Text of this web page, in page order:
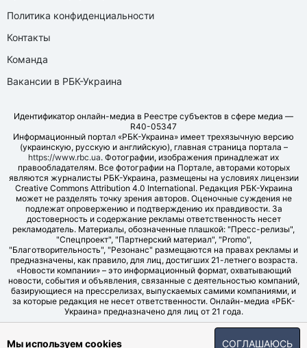
Политика конфиденциальности
Контакты
Команда
Вакансии в РБК-Украина
Идентификатор онлайн-медиа в Реестре субъектов в сфере медиа —
R40-05347
Информационный портал «РБК-Украина» имеет трехязычную версию
(украинскую, русскую и английскую), главная страница портала –
https://www.rbc.ua. Фотографии, изображения принадлежат их
правообладателям. Все фотографии на Портале, авторами которых
являются журналисты РБК-Украина, размещены на условиях лицензии
Creative Commons Attribution 4.0 International. Редакция РБК-Украина
может не разделять точку зрения авторов. Оценочные суждения не
подлежат опровержению и подтверждению их правдивости. За
достоверность и содержание рекламы ответственность несет
рекламодатель. Материалы, обозначенные плашкой: "Пресс-релизы",
"Спецпроект", "Партнерский материал", "Promo",
"Благотворительность", "Резонанс" размещаются на правах рекламы и
предназначены, как правило, для лиц, достигших 21-летнего возраста.
«Новости компании» – это информационный формат, охватывающий
новости, события и объявления, связанные с деятельностью компаний,
базирующиеся на прессрелизах, выпускаемых самими компаниями, и
за которые редакция не несет ответственности. Онлайн-медиа «РБК-
Украина» предназначено для лиц от 21 года.
© LLC "UBT MEDIA", 2006-2026.
Мы используем cookies СОГЛАШАЮСЬ